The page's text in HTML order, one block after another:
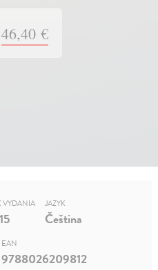
46,40 €
VYDANIA JAZYK
Čeština
EAN
9788026209812